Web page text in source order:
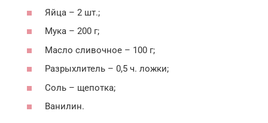
Яйца – 2 шт.;
Мука – 200 г;
Масло сливочное – 100 г;
Разрыхлитель – 0,5 ч. ложки;
Соль – щепотка;
Ванилин.